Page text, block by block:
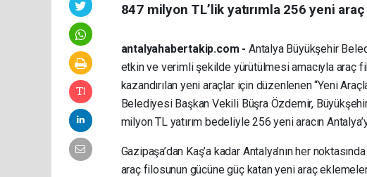
847 milyon TL’lik yatırımla 256 yeni araç
antalyahabertakip.com - Antalya Büyükşehir
etkin ve verimli şekilde yürütülmesi amacıyla araç
kazandırılan yeni araçlar için düzenlenen “Yeni
Belediyesi Başkan Vekili Büşra Özdemir,
milyon TL yatırım bedeliyle 256 yeni aracın
Gazipaşa’dan Kaş’a kadar Antalya’nın her
araç filosunun gücüne güç katan yeni araç